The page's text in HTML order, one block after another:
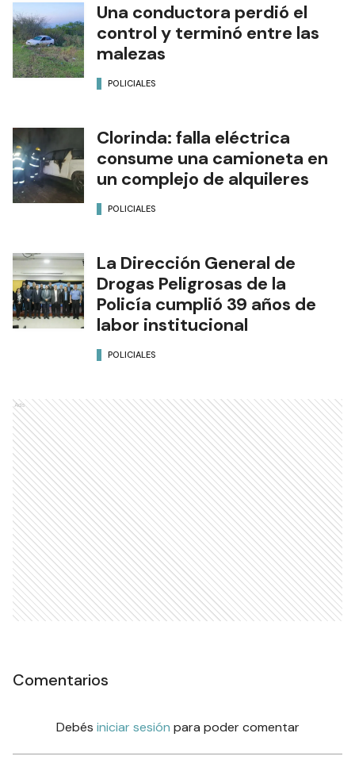
Una conductora perdió el
control y terminó entre las
malezas
POLICIALES
Clorinda: falla eléctrica
consume una camioneta en
un complejo de alquileres
POLICIALES
La Dirección General de
Drogas Peligrosas de la
Policía cumplió 39 años de
labor institucional
POLICIALES
Ads
Comentarios
Debés iniciar sesión para poder comentar